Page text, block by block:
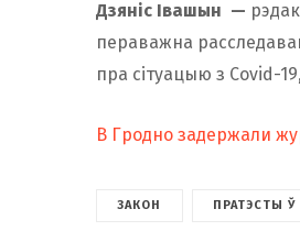
Дзяніс Івашын —
пераважна
пра сітуацыю з Covid-
В Гродно задержали
ЗАКОН ПРАТЭСТЫ